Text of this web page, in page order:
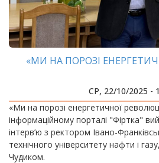
«МИ НА ПОРОЗІ
СР, 22/10/2025 -
«Ми на порозі енергетичної
інформаційному порталі "Фіртка"
інтерв’ю з ректором Івано-
технічного університету нафти і
Чудиком.